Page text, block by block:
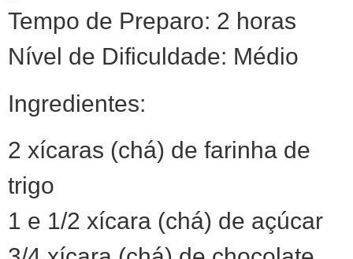
Tempo de Preparo: 2 horas
Nível de Dificuldade: Médio
Ingredientes:
2 xícaras (chá) de farinha de
trigo
1 e 1/2 xícara (chá) de açúcar